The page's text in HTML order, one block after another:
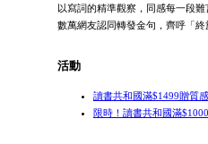
以寫詞的精準觀察，同感每一段
數萬網友認同轉發金句，齊呼「終
活動
讀書共和國滿$1499贈質
限時！讀書共和國滿